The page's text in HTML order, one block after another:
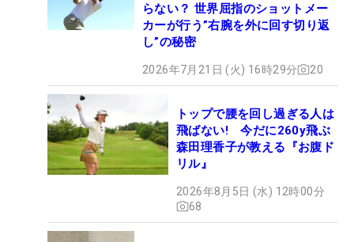
らない？ 世界屈指のショットメー
カーが行う”右腕を外に回す切り返
し”の秘密
2026年7月21日 (火) 16時29分 20
トップで腰を回し過ぎる人は
飛ばない! 今だに260y飛ぶ
森田理香子が教える『お腹ド
リル』
2026年8月5日 (水) 12時00分
68